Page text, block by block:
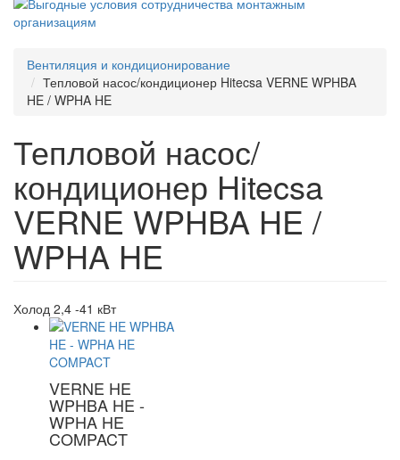
Вентиляция и кондиционирование
Тепловой насос/кондиционер Hitecsa VERNE WPHBA
HE / WPHA HE
Тепловой насос/
кондиционер Hitecsa
VERNE WPHBA HE /
WPHA HE
Холод 2,4 -41 кВт
VERNE HE
WPHBA HE -
WPHA HE
COMPACT